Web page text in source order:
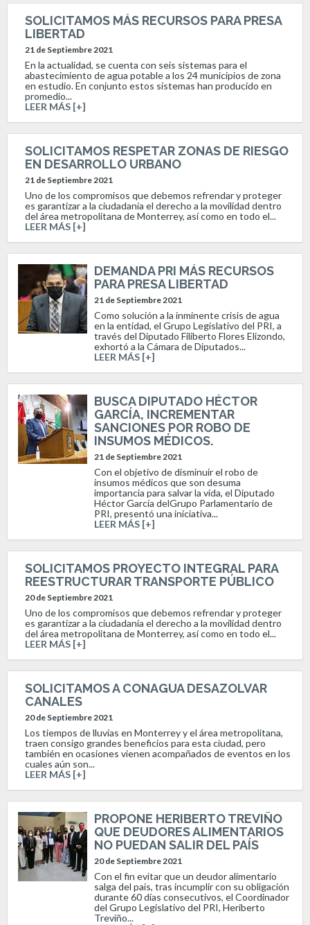
SOLICITAMOS MÁS RECURSOS PARA PRESA
LIBERTAD
21 de Septiembre 2021
En la actualidad, se cuenta con seis sistemas para el
abastecimiento de agua potable a los 24 municipios de zona
en estudio. En conjunto estos sistemas han producido en
promedio...
LEER MÁS [+]
SOLICITAMOS RESPETAR ZONAS DE RIESGO
EN DESARROLLO URBANO
21 de Septiembre 2021
Uno de los compromisos que debemos refrendar y proteger
es garantizar a la ciudadanía el derecho a la movilidad dentro
del área metropolitana de Monterrey, así como en todo el...
LEER MÁS [+]
DEMANDA PRI MÁS RECURSOS
PARA PRESA LIBERTAD
21 de Septiembre 2021
Como solución a la inminente crisis de agua
en la entidad, el Grupo Legislativo del PRI, a
través del Diputado Filiberto Flores Elizondo,
exhortó a la Cámara de Diputados...
LEER MÁS [+]
BUSCA DIPUTADO HÉCTOR
GARCÍA, INCREMENTAR
SANCIONES POR ROBO DE
INSUMOS MÉDICOS.
21 de Septiembre 2021
Con el objetivo de disminuir el robo de
insumos médicos que son desuma
importancia para salvar la vida, el Diputado
Héctor García delGrupo Parlamentario de
PRI, presentó una iniciativa...
LEER MÁS [+]
SOLICITAMOS PROYECTO INTEGRAL PARA
REESTRUCTURAR TRANSPORTE PÚBLICO
20 de Septiembre 2021
Uno de los compromisos que debemos refrendar y proteger
es garantizar a la ciudadanía el derecho a la movilidad dentro
del área metropolitana de Monterrey, así como en todo el...
LEER MÁS [+]
SOLICITAMOS A CONAGUA DESAZOLVAR
CANALES
20 de Septiembre 2021
Los tiempos de lluvias en Monterrey y el área metropolitana,
traen consigo grandes beneficios para esta ciudad, pero
también en ocasiones vienen acompañados de eventos en los
cuales aún son...
LEER MÁS [+]
PROPONE HERIBERTO TREVIÑO
QUE DEUDORES ALIMENTARIOS
NO PUEDAN SALIR DEL PAÍS
20 de Septiembre 2021
Con el fin evitar que un deudor alimentario
salga del país, tras incumplir con su obligación
durante 60 días consecutivos, el Coordinador
del Grupo Legislativo del PRI, Heriberto
Treviño...